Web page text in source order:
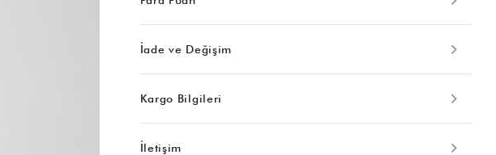
İade ve Değişim
Kargo Bilgileri
İletişim